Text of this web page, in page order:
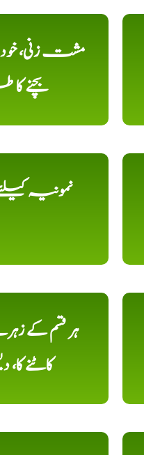
مشت زنی،
بچنے
نمونیہ
ہر قسم کے
کاٹنے